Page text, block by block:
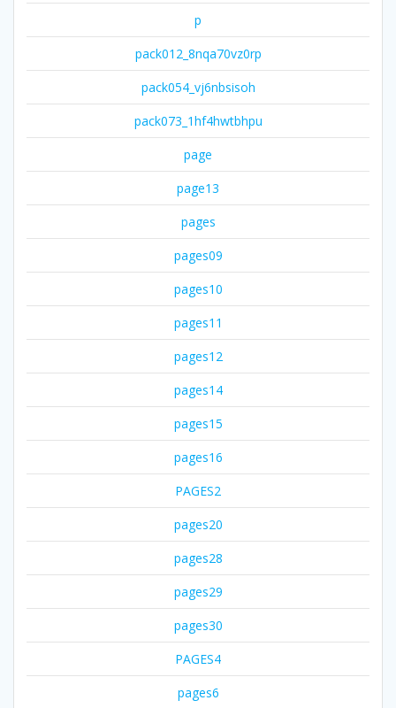
p
pack012_8nqa70vz0rp
pack054_vj6nbsisoh
pack073_1hf4hwtbhpu
page
page13
pages
pages09
pages10
pages11
pages12
pages14
pages15
pages16
PAGES2
pages20
pages28
pages29
pages30
PAGES4
pages6